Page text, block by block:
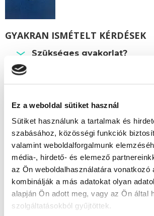
Ez a weboldal sütiket használ
Sütiket használunk a tartalmak és
szabásához, közösségi funkciók
valamint weboldalforgalmunk
média-, hirdető- és elemező
az Ön weboldalhasználatára vonatkozó
kombinálják a más adatokat olyan
alapján Ön adott meg, vagy az Ön által
szolgáltatásokból gyűjtöttek.
GYAKRAN ISMÉTELT KÉRDÉSEK
Szükséges gyakorlat?
során?
Hol van a szakképesítő
Képzésszervező
+36304623843